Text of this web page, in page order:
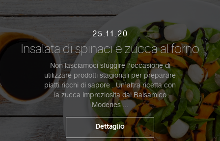
25.11.20
Insalata di spinaci e zucca al forno
Non lasciamoci sfuggire l’occasione di
utilizzare prodotti stagionali per preparare
piatti ricchi di sapore . Un’altra ricetta con
la zucca impreziosita dal Balsamico
Modenes ...
Dettaglio